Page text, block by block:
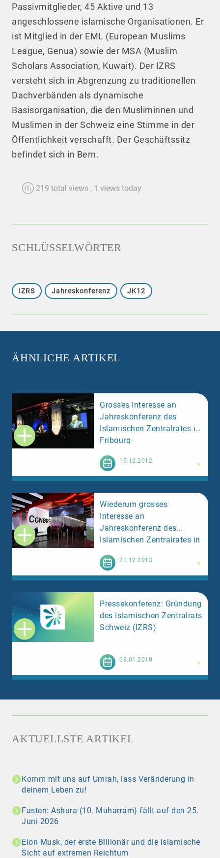
Passivmitglieder, 45 Aktive und 13
angeschlossene islamische Organisationen. Er
ist Mitglied in der EML (European Muslims
League, Genua) sowie der MSA (Muslim
Scholars Association, Kuwait). Der IZRS
versteht sich in Abgrenzung zu traditionellen
Dachverbänden als dynamische
Basisorganisation, die den Musliminnen und
Muslimen in der Schweiz eine Stimme in der
Öffentlichkeit verschafft. Der Geschäftssitz
befindet sich in Bern.
219 total views , 1 views today
SCHLÜSSELWÖRTER
IZRS Jahreskonferenz JK12
ÄHNLICHE ARTIKEL
Grosses Interesse an
Jahreskonferenz des
Islamischen Zentralrates in
Fribourg
15.12.2012
Wiederum grosses
Interesse an
Jahreskonferenz des
Islamischen Zentralrates in
21.12.2013
Pressekonferenz: Gründung
des Islamischen Zentralrats
Schweiz (IZRS)
09.01.2010
AKTUELLSTE ARTIKEL
Komm mit uns auf Umrah, lass Veränderung in
deinem Leben zu!
Fasten: Ashura (10. Muharram) fällt auf den 25.
Juni 2026
Elon Musk, der erste Billionär und die islamische
Sicht auf extremen Reichtum